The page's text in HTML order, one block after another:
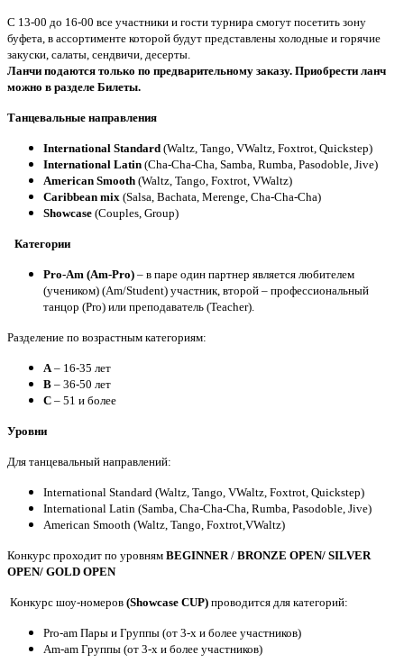
С 13-00 до 16-00 все участники и гости турнира смогут посетить зону
буфета, в ассортименте которой будут представлены холодные и горячие
закуски, салаты, сендвичи, десерты.
Ланчи подаются только по предварительному заказу. Приобрести ланч
можно в разделе Билеты.
Танцевальные направления
International Standard (Waltz, Tango, VWaltz, Foxtrot, Quickstep)
International Latin (Cha-Cha-Cha, Samba, Rumba, Pasodoble, Jive)
American Smooth (Waltz, Tango, Foxtrot, VWaltz)
Caribbean mix (Salsa, Bachata, Merenge, Cha-Cha-Cha)
Showcase (Couples, Group)
Категории
Pro-Am (Am-Pro) – в паре один партнер является любителем
(учеником) (Am/Student) участник, второй – профессиональный
танцор (Pro) или преподаватель (Teacher).
Разделение по возрастным категориям:
A– 16-35 лет
B – 36-50 лет
C – 51 и более
Уровни
Для танцевальный направлений:
International Standard (Waltz, Tango, VWaltz, Foxtrot, Quickstep)
International Latin (Samba, Cha-Cha-Cha, Rumba, Pasodoble, Jive)
American Smooth (Waltz, Tango, Foxtrot,VWaltz)
Конкурс проходит по уровням BEGINNER/ BRONZE OPEN/ SILVER
OPEN/ GOLD OPEN
Конкурс шоу-номеров (Showcase CUP) проводится для категорий:
Pro-am Пары и Группы (от 3-х и более участников)
Am-am Группы (от 3-х и более участников)